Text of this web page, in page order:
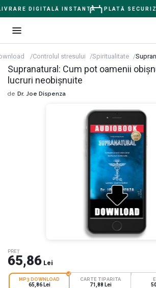
DIGITALĂ INSTANTĂ PLATĂ
Controlul stresului Spiritualitate
Supranatural: Cum pot oamenii
lucruri neobișnuite
de Dr. Joe Dispenza
PREȚ
65,86 Lei
MP3 DOWNLOAD
65,86 Lei
CARTE TIPARITA
71,88 Lei